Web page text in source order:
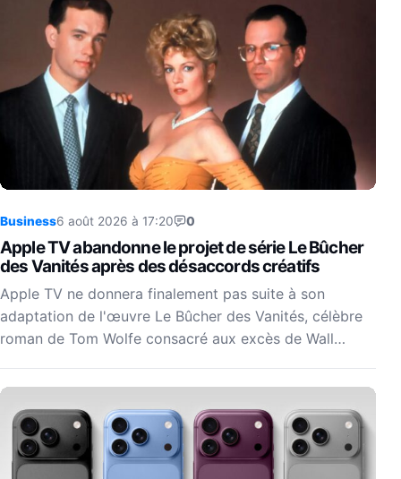
Business6 août 2026 à 17:20 0
Apple TV abandonne le projet de série Le Bûcher
des Vanités après des désaccords créatifs
Apple TV ne donnera finalement pas suite à son
adaptation de l'œuvre Le Bûcher des Vanités, célèbre
roman de Tom Wolfe consacré aux excès de Wall…